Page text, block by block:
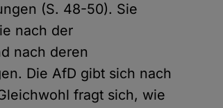
(S. 48-50). Sie
nach der
nach deren
Die AfD gibt sich nach
fragt sich, wie